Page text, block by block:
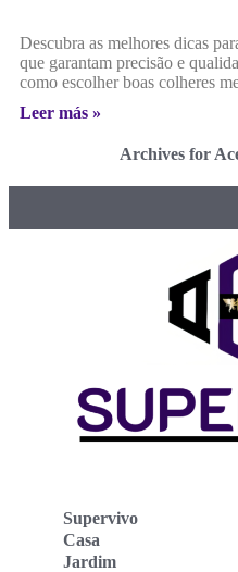
Descubra as melhores dicas
que garantam precisão e
como escolher boas colheres
Leer más »
Archives for
Supervivo
Casa
Jardim